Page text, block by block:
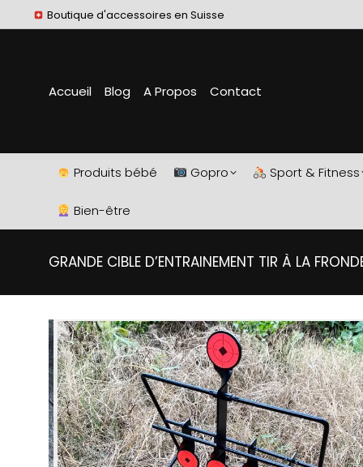
Boutique d'accessoires en Suisse
Accueil Blog A Propos Contact
Produits bébé Gopro Sport & Fitness
Bien-être
GRANDE CIBLE D’ENTRAINEMENT TIR À LA